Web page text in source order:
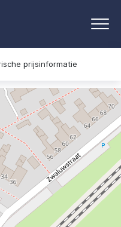
prijsinformatie